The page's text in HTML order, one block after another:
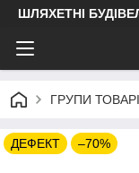
ШЛЯХЕТНІ
ГРУПИ
ДЕФЕКТ –70%